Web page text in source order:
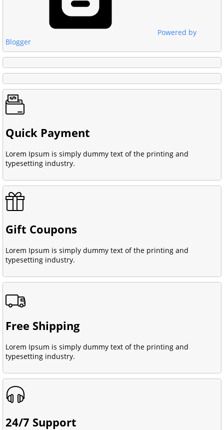
Powered by
Blogger
Quick Payment
Lorem Ipsum is simply dummy text of the printing and
typesetting industry.
Gift Coupons
Lorem Ipsum is simply dummy text of the printing and
typesetting industry.
Free Shipping
Lorem Ipsum is simply dummy text of the printing and
typesetting industry.
24/7 Support